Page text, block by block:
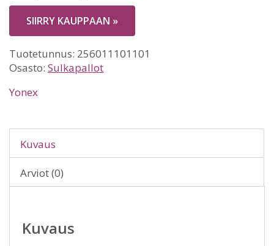
SIIRRY KAUPPAAN »
Tuotetunnus: 256011101101
Osasto: Sulkapallot
Yonex
Kuvaus
Arviot (0)
Kuvaus